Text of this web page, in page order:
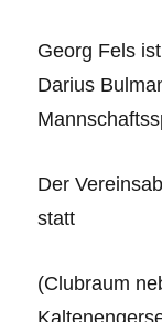
Georg Fels
Darius
Der
statt
(Clubraum